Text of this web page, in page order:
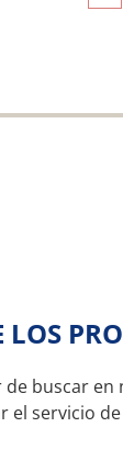
LOS
de buscar
el servicio